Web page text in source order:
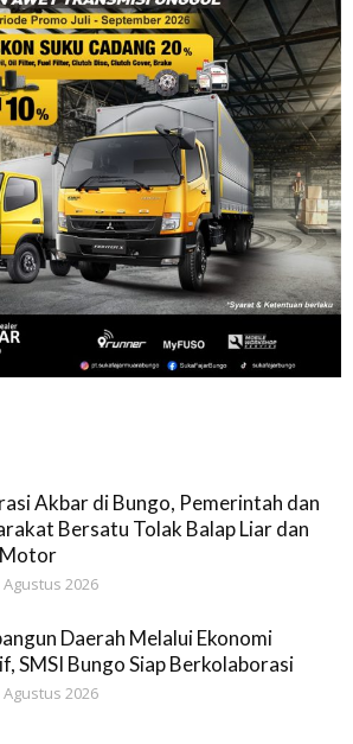
Akbar di Bungo, Pemerintah dan
Bersatu Tolak Balap Liar dan
Agustus 2026
Daerah Melalui Ekonomi
SMSI Bungo Siap Berkolaborasi
Agustus 2026